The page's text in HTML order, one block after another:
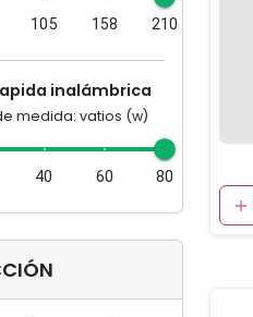
105 158 210
inalámbrica
medida: vatios (w)
40 60 80